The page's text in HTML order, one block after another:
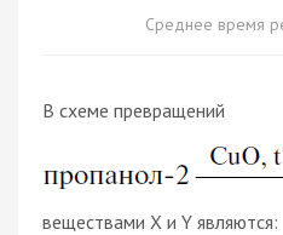
Среднее время
В схеме превращений
веществами Х и Y являются: